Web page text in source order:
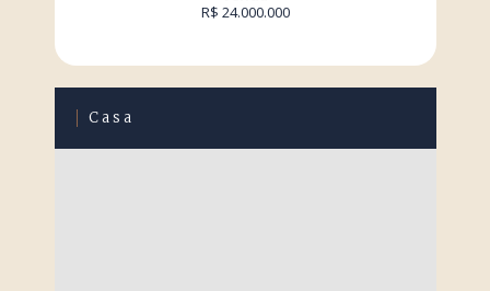
R$ 24.000.000
Casa